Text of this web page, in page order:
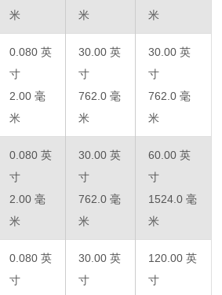
米
米
米
0.080 英
寸
2.00 毫
米
30.00 英
寸
762.0 毫
米
30.00 英
寸
762.0 毫
米
0.080 英
寸
2.00 毫
米
30.00 英
寸
762.0 毫
米
60.00 英
寸
1524.0 毫
米
0.080 英
寸
30.00 英
寸
120.00 英
寸